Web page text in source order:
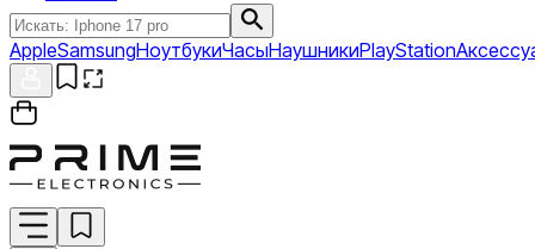
AppleSamsungНоутбукиЧасыНаушникиPlayStation